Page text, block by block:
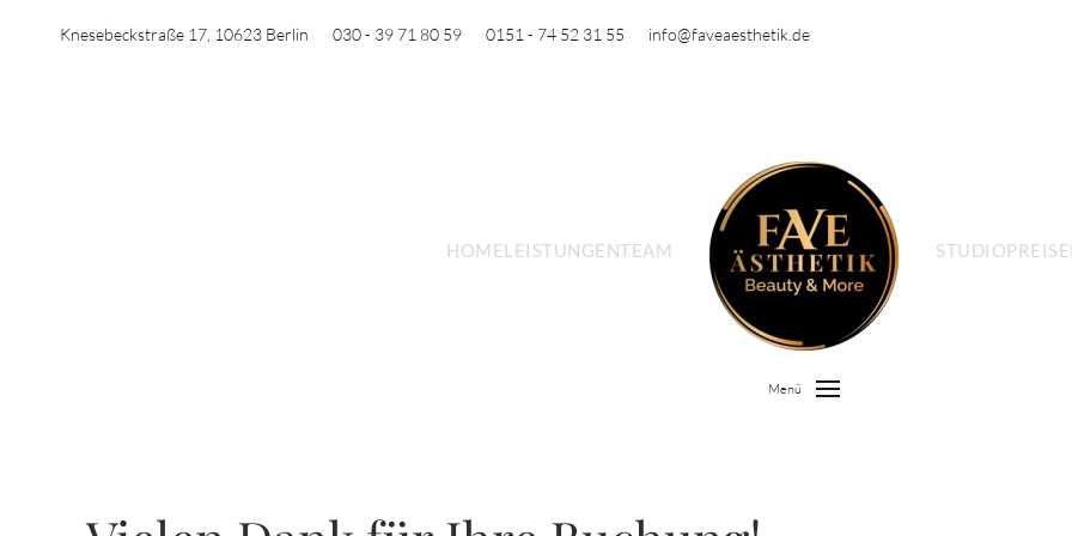
Knesebeckstraße 17, 10623 Berlin 030 - 39 71 80 59 0151 - 74 52 31 55 info@faveaesthetik.de
HOMELEISTUNGENTEAM STUDIOPREISE
Menü